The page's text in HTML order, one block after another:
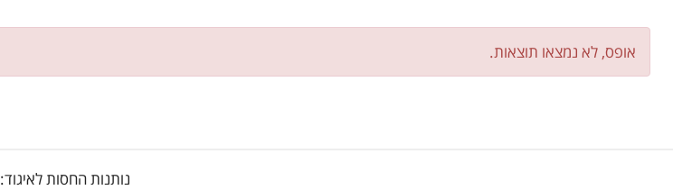
אופס, לא נמצאו תוצאות.
נותנות החסות לאיגוד: